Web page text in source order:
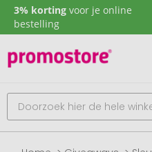
3% korting voor je online
bestelling